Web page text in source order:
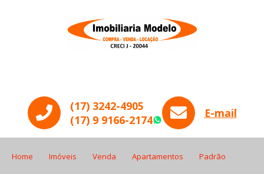
(17) 3242-4905
(17) 9 9166-2174
WhatsApp
E-mail
Home Imóveis Venda Apartamentos Padrão